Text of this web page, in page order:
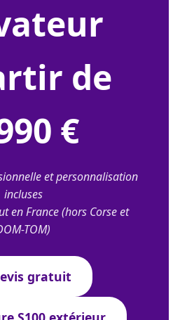
de
€
et personnalisation
incluses
en France (hors Corse et
TOM)
gratuit